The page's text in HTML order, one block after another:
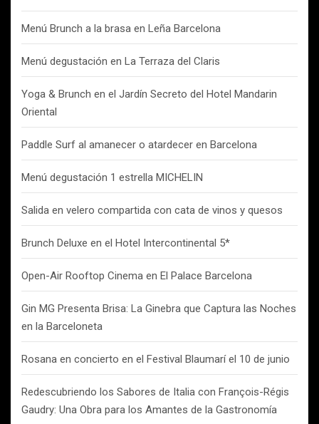
Menú Brunch a la brasa en Leña Barcelona
Menú degustación en La Terraza del Claris
Yoga & Brunch en el Jardín Secreto del Hotel Mandarin
Oriental
Paddle Surf al amanecer o atardecer en Barcelona
Menú degustación 1 estrella MICHELIN
Salida en velero compartida con cata de vinos y quesos
Brunch Deluxe en el Hotel Intercontinental 5*
Open-Air Rooftop Cinema en El Palace Barcelona
Gin MG Presenta Brisa: La Ginebra que Captura las Noches
en la Barceloneta
Rosana en concierto en el Festival Blaumarí el 10 de junio
Redescubriendo los Sabores de Italia con François-Régis
Gaudry: Una Obra para los Amantes de la Gastronomía